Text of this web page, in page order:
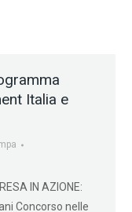
Italia e
IN AZIONE:
Concorso nelle